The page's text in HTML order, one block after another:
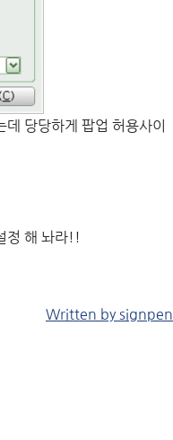
당당하게 팝업 허용사이
정 해 놔라!!
Written by signpen